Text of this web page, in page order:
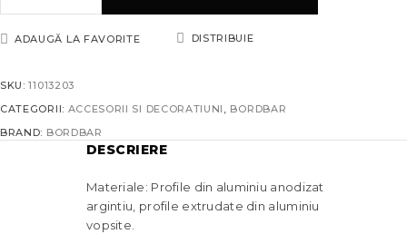
ADAUGĂ LA FAVORITE DISTRIBUIE
SKU:11013203
CATEGORII: ACCESORII SI DECORATIUNI , BORDBAR
BRAND: BORDBAR
DESCRIERE
Materiale: Profile din aluminiu anodizat
argintiu, profile extrudate din aluminiu
vopsite.